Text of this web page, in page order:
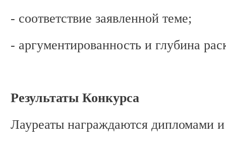
- соответствие заявленной теме;
- аргументированность и глубина
Результаты Конкурса
Лауреаты награждаются дипломами